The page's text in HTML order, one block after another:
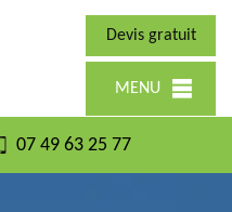
Devis gratuit
MENU
07 49 63 25 77